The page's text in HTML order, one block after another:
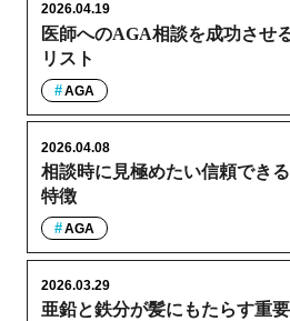
医師へのAGA相談を成功させ
リスト
2026.04.19
AGA
相談時に見極めたい信頼でき
特徴
2026.04.08
AGA
亜鉛と鉄分が髪にもたらす重
2026.03.29